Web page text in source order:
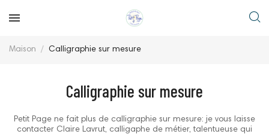
Maison Calligraphie sur mesure
Calligraphie sur mesure
Petit Page ne fait plus de calligraphie sur mesure: je vous laisse
contacter Claire Lavrut, calligaphe de métier, talentueuse qui